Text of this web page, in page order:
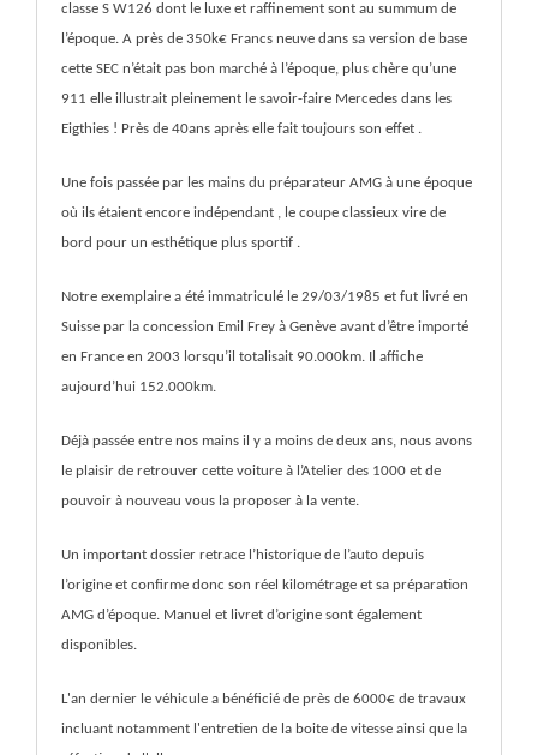
classe S W126 dont le luxe et raffinement sont au summum de
l’époque. A près de 350k€ Francs neuve dans sa version de base
cette SEC n’était pas bon marché à l’époque, plus chère qu’une
911 elle illustrait pleinement le savoir-faire Mercedes dans les
Eigthies ! Près de 40ans après elle fait toujours son effet .
Une fois passée par les mains du préparateur AMG à une époque
où ils étaient encore indépendant , le coupe classieux vire de
bord pour un esthétique plus sportif .
Notre exemplaire a été immatriculé le 29/03/1985 et fut livré en
Suisse par la concession Emil Frey à Genève avant d’être importé
en France en 2003 lorsqu’il totalisait 90.000km. Il affiche
aujourd’hui 152.000km.
Déjà passée entre nos mains il y a moins de deux ans, nous avons
le plaisir de retrouver cette voiture à l’Atelier des 1000 et de
pouvoir à nouveau vous la proposer à la vente.
Un important dossier retrace l’historique de l’auto depuis
l’origine et confirme donc son réel kilométrage et sa préparation
AMG d’époque. Manuel et livret d’origine sont également
disponibles.
L'an dernier le véhicule a bénéficié de près de 6000€ de travaux
incluant notamment l'entretien de la boite de vitesse ainsi que la